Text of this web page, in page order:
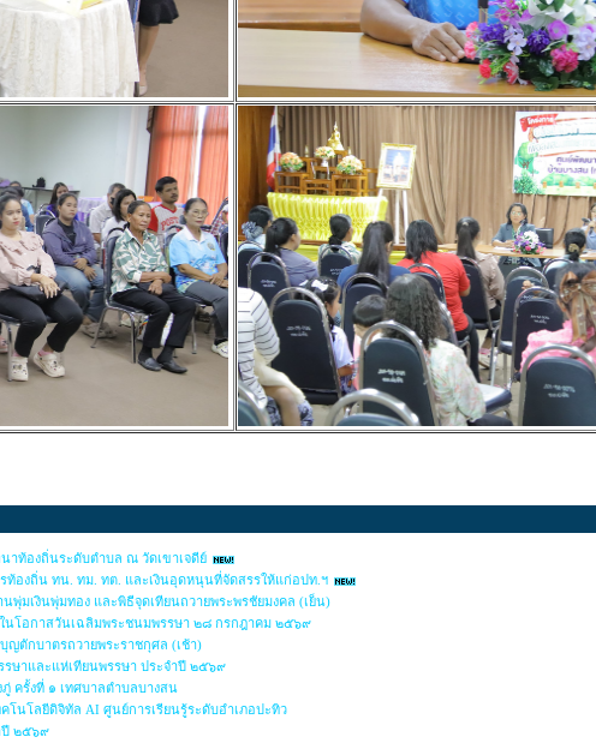
ท้องถิ่นระดับตำบล ณ วัดเขาเจดีย์
องถิ่น ทน. ทม. ทต. และเงินอุดหนุนที่จัดสรรให้แก่อปท.ฯ
พุ่มเงินพุ่มทอง และพิธีจุดเทียนถวายพระพรชัยมงคล (เย็น)
โอกาสวันเฉลิมพระชนมพรรษา ๒๘ กรกฎาคม ๒๕๖๙
ตักบาตรถวายพระราชกุศล (เช้า)
ษาและแห่เทียนพรรษา ประจำปี ๒๕๖๙
ครั้งที่ ๑ เทศบาลตำบลบางสน
นโลยีดิจิทัล AI ศูนย์การเรียนรู้ระดับอำเภอปะทิว
ปี ๒๕๖๙